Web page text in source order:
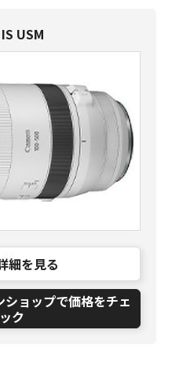
USM
細を見る
ョップで価格をチェ
ック